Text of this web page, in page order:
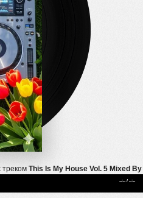
треком This Is My House Vol. 5 Mixed
--:-- / --:--